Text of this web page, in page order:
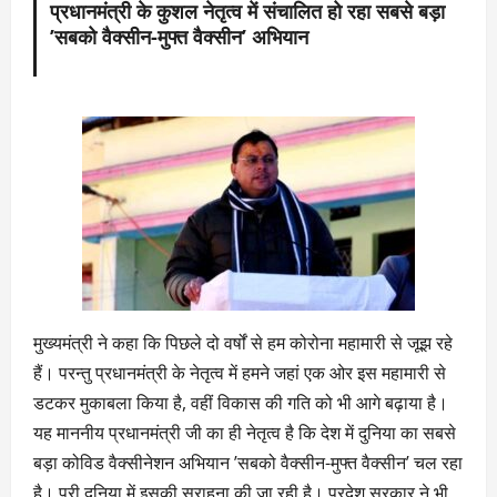
प्रधानमंत्री के कुशल नेतृत्व में संचालित हो रहा सबसे बड़ा
’सबको वैक्सीन-मुफ्त वैक्सीन’ अभियान
मुख्यमंत्री ने कहा कि पिछले दो वर्षों से हम कोरोना महामारी से जूझ रहे
हैं। परन्तु प्रधानमंत्री के नेतृत्व में हमने जहां एक ओर इस महामारी से
डटकर मुकाबला किया है, वहीं विकास की गति को भी आगे बढ़ाया है।
यह माननीय प्रधानमंत्री जी का ही नेतृत्व है कि देश में दुनिया का सबसे
बड़ा कोविड वैक्सीनेशन अभियान ’सबको वैक्सीन-मुफ्त वैक्सीन’ चल रहा